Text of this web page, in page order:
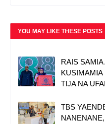
YOU MAY LIKE THESE POSTS
RAIS
KUSIMAMIA
TIJA NA
TBS